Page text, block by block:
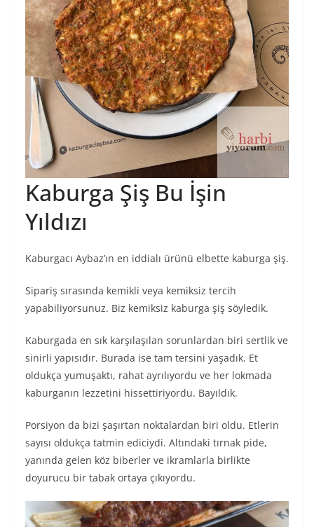
Kaburga Şiş Bu İşin
Yıldızı
Kaburgacı Aybaz’ın en iddialı ürünü elbette kaburga şiş.
Sipariş sırasında kemikli veya kemiksiz tercih
yapabiliyorsunuz. Biz kemiksiz kaburga şiş söyledik.
Kaburgada en sık karşılaşılan sorunlardan biri sertlik ve
sinirli yapısıdır. Burada ise tam tersini yaşadık. Et
oldukça yumuşaktı, rahat ayrılıyordu ve her lokmada
kaburganın lezzetini hissettiriyordu. Bayıldık.
Porsiyon da bizi şaşırtan noktalardan biri oldu. Etlerin
sayısı oldukça tatmin ediciydi. Altındaki tırnak pide,
yanında gelen köz biberler ve ikramlarla birlikte
doyurucu bir tabak ortaya çıkıyordu.